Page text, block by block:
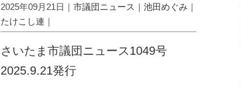
2025年09月21日｜ 市議団ニュース ｜ 池田めぐみ ｜
たけこし連 ｜
さいたま市議団ニュース1049号
2025.9.21発行